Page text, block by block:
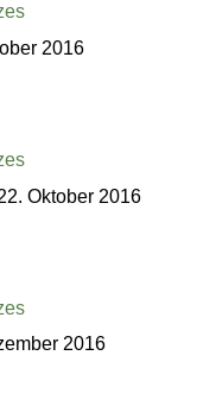
2016
Oktober 2016
2016